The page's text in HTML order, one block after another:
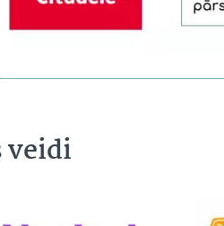
veidi